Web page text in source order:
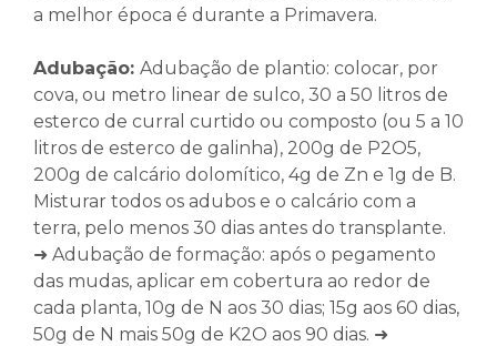
a melhor época é durante a Primavera.
Adubação: Adubação de plantio: colocar, por
cova, ou metro linear de sulco, 30 a 50 litros de
esterco de curral curtido ou composto (ou 5 a 10
litros de esterco de galinha), 200g de P2O5,
200g de calcário dolomítico, 4g de Zn e 1g de B.
Misturar todos os adubos e o calcário com a
terra, pelo menos 30 dias antes do transplante.
➜ Adubação de formação: após o pegamento
das mudas, aplicar em cobertura ao redor de
cada planta, 10g de N aos 30 dias; 15g aos 60 dias,
50g de N mais 50g de K2O aos 90 dias. ➜